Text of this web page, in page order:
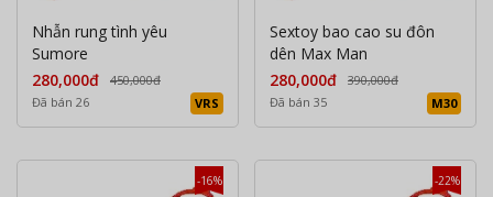
Nhẫn rung tình yêu
Sumore
280,000đ
450,000đ
Đã bán 26
VRS
Sextoy bao cao su đôn
dên Max Man
280,000đ
390,000đ
Đã bán 35
M30
-16% -22%